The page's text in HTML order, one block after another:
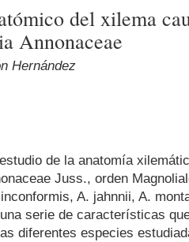
del xilema
Annonaceae
Hernández
de la anatomía
Juss., orden
A. jahnnii, A.
serie de características
diferentes especies